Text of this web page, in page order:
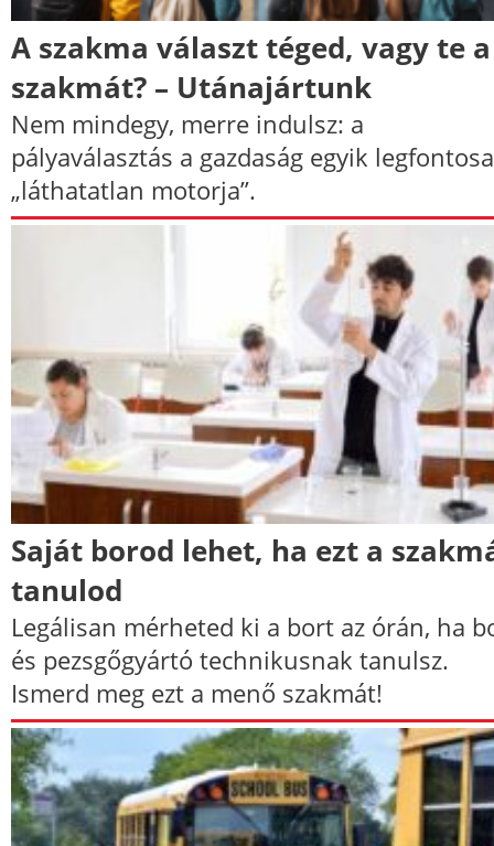
A szakma választ téged, vagy te a
szakmát? – Utánajártunk
Nem mindegy, merre indulsz: a
pályaválasztás a gazdaság egyik
„láthatatlan motorja”.
Saját borod lehet, ha ezt a
tanulod
Legálisan mérheted ki a bort az órán, ha
és pezsgőgyártó technikusnak tanulsz.
Ismerd meg ezt a menő szakmát!